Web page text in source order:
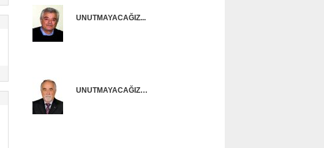
UNUTMAYACAĞIZ...
UNUTMAYACAĞIZ…